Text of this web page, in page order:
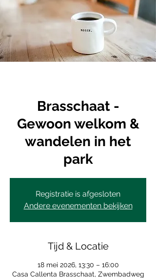
Brasschaat -
Gewoon welkom &
wandelen in het
park
Registratie is afgesloten
Andere evenementen bekijken
Tijd & Locatie
18 mei 2026, 13:30 – 16:00
Casa Callenta Brasschaat, Zwembadweg